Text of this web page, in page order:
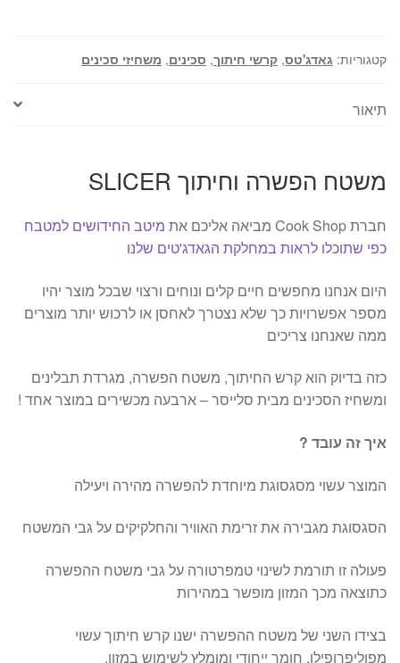
קטגוריות: גאדג'טס, קרשי חיתוך, סכינים, משחיזי סכינים
תיאור
משטח הפשרה וחיתוך SLICER
חברת Cook Shop מביאה אליכם את
מיטב החידושים למטבח
כפי שתוכלו לראות במחלקת הגאדג'טים שלנו
היום אנחנו מחפשים חיים קלים ונוחים ורצוי שבכל מוצר יהיו
מספר אפשרויות כך שלא נצטרך לאחסן או לרכוש יותר מוצרים
ממה שאנחנו צריכים
כזה בדיוק הוא קרש החיתוך, משטח הפשרה, מגרדת תבלינים
ומשחיז הסכינים מבית סלייסר – ארבעה מכשירים במוצר אחד !
איך זה עובד ?
המוצר עשוי מסגסוגת מיוחדת להפשרה מהירה ויעילה
הסגסוגת מגבירה את זרימת האוויר והחלקיקים על גבי המשטח
פעולה זו תורמת לשינוי טמפרטורה על גבי משטח ההפשרה
כתוצאה מכך המזון מופשר במהירות
בצידו השני של משטח ההפשרה ישנו קרש חיתוך עשוי
מפוליפרופילן, חומר ייחודי ומומלץ לשימוש במזון.